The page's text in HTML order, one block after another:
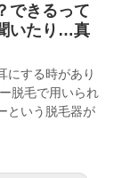
できるって
いたり…真
にする時があり
脱毛で用いられ
という脱毛器が